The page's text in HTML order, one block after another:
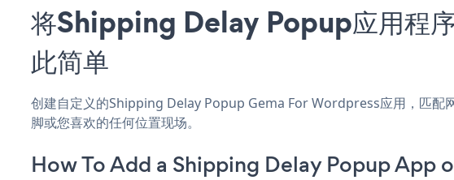
将Shipping Delay Popup应用程
此简单
创建自定义的Shipping Delay Popup Gema For Wordpress应用，匹
脚或您喜欢的任何位置现场。
How To Add a Shipping Delay Popup App